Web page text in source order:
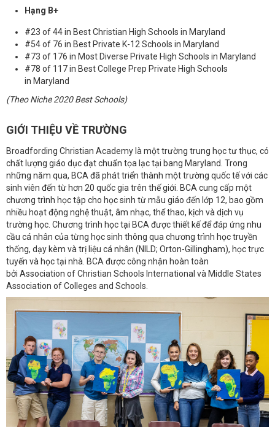
Hạng B+
#23 of 44 in Best Christian High Schools in Maryland
#54 of 76 in Best Private K-12 Schools in Maryland
#73 of 176 in Most Diverse Private High Schools in Maryland
#78 of 117 in Best College Prep Private High Schools
in Maryland
(Theo Niche 2020 Best Schools)
GIỚI THIỆU VỀ TRƯỜNG
Broadfording Christian Academy là một trường trung học tư thục, có
chất lượng giáo dục đạt chuẩn tọa lạc tại bang Maryland. Trong
những năm qua, BCA đã phát triển thành một trường quốc tế với các
sinh viên đến từ hơn 20 quốc gia trên thế giới. BCA cung cấp một
chương trình học tập cho học sinh từ mẫu giáo đến lớp 12, bao gồm
nhiều hoạt động nghệ thuật, âm nhạc, thể thao, kịch và dịch vụ
trường học. Chương trình học tại BCA được thiết kế để đáp ứng nhu
cầu cá nhân của từng học sinh thông qua chương trình học truyền
thống, dạy kèm và trị liệu cá nhân (NILD; Orton-Gillingham), học trực
tuyến và học tại nhà. BCA được công nhận hoàn toàn
bởi Association of Christian Schools International và Middle States
Association of Colleges and Schools.